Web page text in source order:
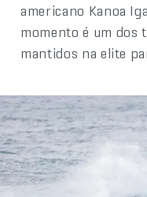
americano Kanoa
momento é um dos
mantidos na elite